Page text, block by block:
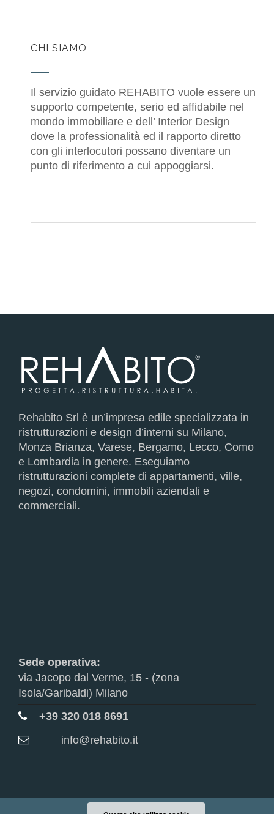
CHI SIAMO
Il servizio guidato REHABITO vuole essere un
supporto competente, serio ed affidabile nel
mondo immobiliare e dell’ Interior Design
dove la professionalità ed il rapporto diretto
con gli interlocutori possano diventare un
punto di riferimento a cui appoggiarsi.
Rehabito Srl è un’impresa edile specializzata in
ristrutturazioni e design d’interni su Milano,
Monza Brianza, Varese, Bergamo, Lecco, Como
e Lombardia in genere. Eseguiamo
ristrutturazioni complete di appartamenti, ville,
negozi, condomini, immobili aziendali e
commerciali.
Sede operativa:
via Jacopo dal Verme, 15 - (zona
Isola/Garibaldi) Milano
+39 320 018 8691
info@rehabito.it